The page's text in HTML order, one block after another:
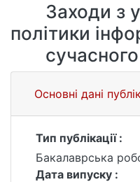
Заходи з
політики
Основні дані
Тип публікації :
Бакалаврська
Дата випуску :